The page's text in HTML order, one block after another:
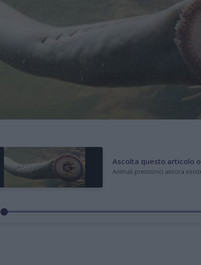
Ascolta questo articolo
Animali preistorici ancora